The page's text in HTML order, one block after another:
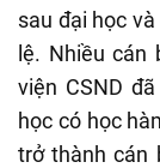
sau đại học
lệ. Nhiều
viện CSND
học có học
trở thành cán